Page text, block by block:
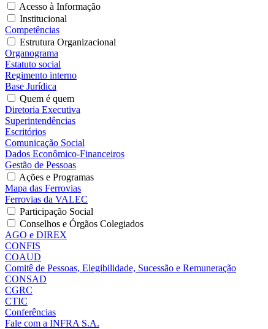
Acesso à Informação
Institucional
Competências
Estrutura Organizacional
Organograma
Estatuto social
Regimento interno
Base Jurídica
Quem é quem
Diretoria Executiva
Superintendências
Escritórios
Comunicação Social
Dados Econômico-Financeiros
Gestão de Pessoas
Ações e Programas
Mapa das Ferrovias
Ferrovias da VALEC
Participação Social
Conselhos e Órgãos Colegiados
AGO e DIREX
CONFIS
COAUD
Comitê de Pessoas, Elegibilidade, Sucessão e Remuneração
CONSAD
CGRC
CTIC
Conferências
Fale com a INFRA S.A.